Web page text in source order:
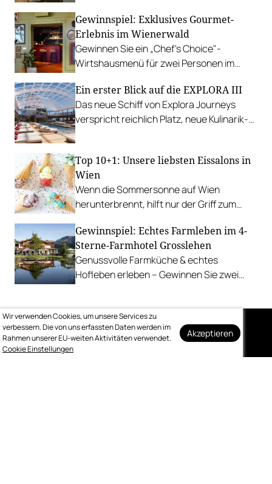
Gewinnspiel: Exklusives Gourmet-
Erlebnis im Wienerwald
Gewinnen Sie ein „Chef's Choice"-
Wirtshausmenü für zwei Personen im
Gumpoldskirchen.
Ein erster Blick auf die EXPLORA III
Das neue Schiff von Explora Journeys
verspricht reichlich Platz, neue Kulinarik-
Top 10+1: Unsere liebsten Eissalons in
Wien
Wenn die Sommersonne auf Wien
herunterbrennt, hilft nur der Griff zum
uns am liebsten ab.
Gewinnspiel: Echtes Farmleben im 4-
Sterne-Farmhotel Grosslehen
Genussvolle Farmküche & echtes
Hofleben erleben – Gewinnen Sie zwei
Auf dem Laufenden
Wir verwenden Cookies, um unsere Services zu
verbessern. Die von uns erfassten Daten werden im
Rahmen unserer EU-weiten Aktivitäten verwendet.
Cookie Einstellungen
Akzeptieren